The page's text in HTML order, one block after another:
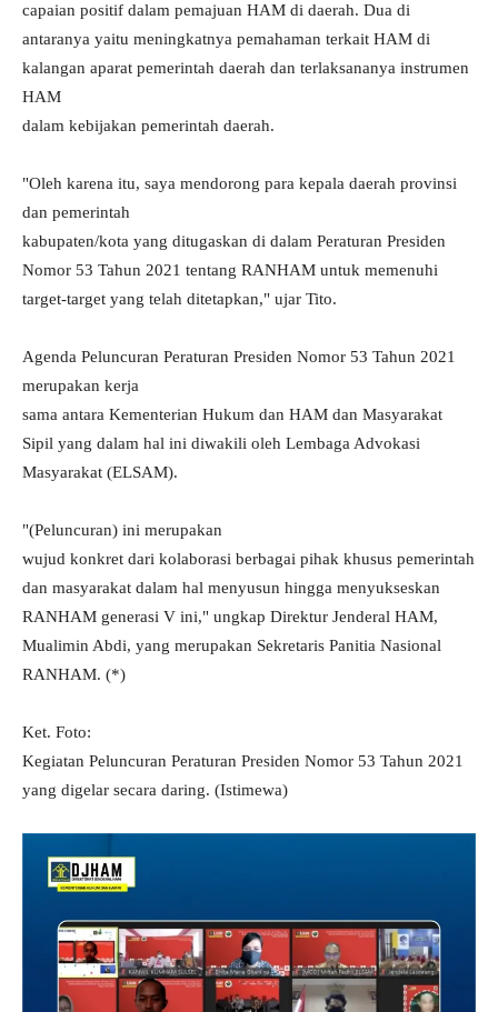
capaian positif dalam pemajuan HAM di daerah. Dua di
antaranya yaitu meningkatnya pemahaman terkait HAM di
kalangan aparat pemerintah daerah dan terlaksananya instrumen
HAM
dalam kebijakan pemerintah daerah.
"Oleh karena itu, saya mendorong para kepala daerah provinsi
dan pemerintah
kabupaten/kota yang ditugaskan di dalam Peraturan Presiden
Nomor 53 Tahun 2021 tentang RANHAM untuk memenuhi
target-target yang telah ditetapkan," ujar Tito.
Agenda Peluncuran Peraturan Presiden Nomor 53 Tahun 2021
merupakan kerja
sama antara Kementerian Hukum dan HAM dan Masyarakat
Sipil yang dalam hal ini diwakili oleh Lembaga Advokasi
Masyarakat (ELSAM).
"(Peluncuran) ini merupakan
wujud konkret dari kolaborasi berbagai pihak khusus pemerintah
dan masyarakat dalam hal menyusun hingga menyukseskan
RANHAM generasi V ini," ungkap Direktur Jenderal HAM,
Mualimin Abdi, yang merupakan Sekretaris Panitia Nasional
RANHAM. (*)
Ket. Foto:
Kegiatan Peluncuran Peraturan Presiden Nomor 53 Tahun 2021
yang digelar secara daring. (Istimewa)